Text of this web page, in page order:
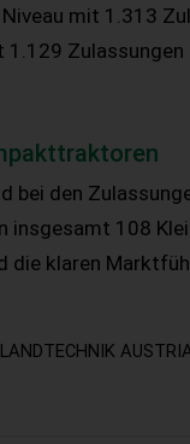
mit 1.313
bei den
insgesamt 108
die klaren